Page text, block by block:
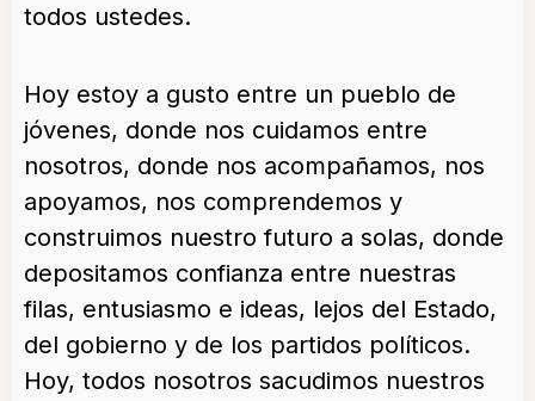
todos ustedes.
Hoy estoy a gusto entre un pueblo de
jóvenes, donde nos cuidamos entre
nosotros, donde nos acompañamos, nos
apoyamos, nos comprendemos y
construimos nuestro futuro a solas, donde
depositamos confianza entre nuestras
filas, entusiasmo e ideas, lejos del Estado,
del gobierno y de los partidos políticos.
Hoy, todos nosotros sacudimos nuestros